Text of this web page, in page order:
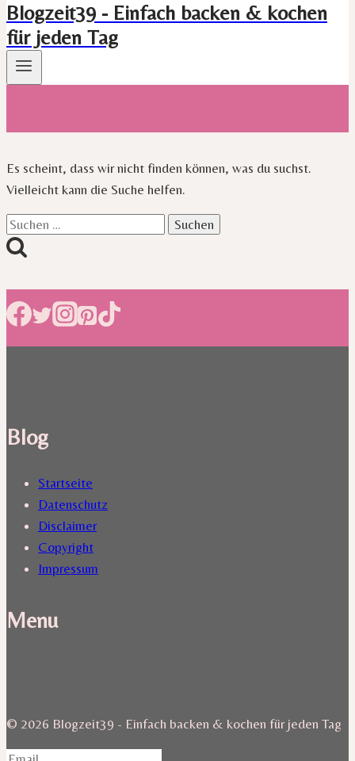
Blogzeit39 - Einfach backen & kochen
für jeden Tag
Es scheint, dass wir nicht finden können, was du suchst.
Vielleicht kann die Suche helfen.
Suchen
nach:
Blog
Startseite
Datenschutz
Disclaimer
Copyright
Impressum
Menu
© 2026 Blogzeit39 - Einfach backen & kochen für jeden Tag